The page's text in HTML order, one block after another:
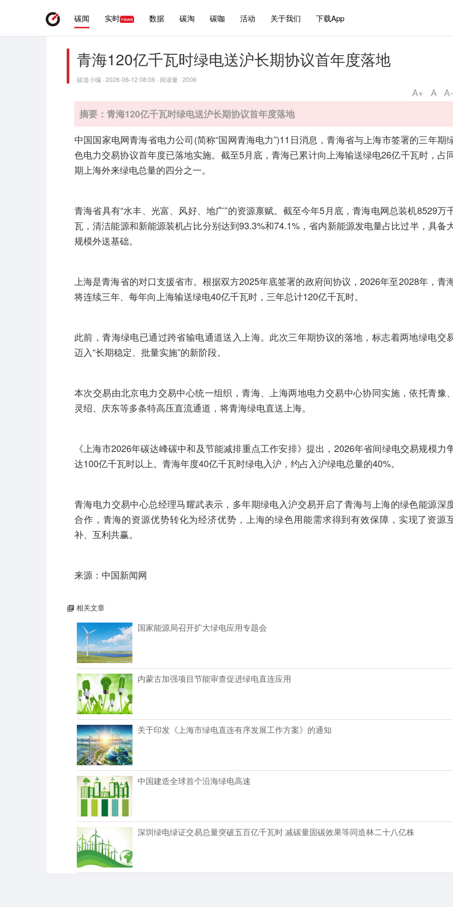
碳闻 实时 数据 碳淘 碳咖 活动 关于我们 下载App
青海120亿千瓦时绿电送沪长期协议首年度落地
碳道小编 · 2026-06-12 08:06 · 阅读量 · 2006
A+ A
A-
摘要：青海120亿千瓦时绿电送沪长期协议首年度落地
中国国家电网青海省电力公司(简称“国网青海电力”)11日消息，青海省与上海市签署的三年期
色电力交易协议首年度已落地实施。截至5月底，青海已累计向上海输送绿电26亿千瓦时，占
期上海外来绿电总量的四分之一。
青海省具有“水丰、光富、风好、地广”的资源禀赋。截至今年5月底，青海电网总装机8529万
瓦，清洁能源和新能源装机占比分别达到93.3%和74.1%，省内新能源发电量占比过半，具备
规模外送基础。
上海是青海省的对口支援省市。根据双方2025年底签署的政府间协议，2026年至2028年，青
将连续三年、每年向上海输送绿电40亿千瓦时，三年总计120亿千瓦时。
此前，青海绿电已通过跨省输电通道送入上海。此次三年期协议的落地，标志着两地绿电交
迈入“长期稳定、批量实施”的新阶段。
本次交易由北京电力交易中心统一组织，青海、上海两地电力交易中心协同实施，依托青豫
灵绍、庆东等多条特高压直流通道，将青海绿电直送上海。
《上海市2026年碳达峰碳中和及节能减排重点工作安排》提出，2026年省间绿电交易规模力
达100亿千瓦时以上。青海年度40亿千瓦时绿电入沪，约占入沪绿电总量的40%。
青海电力交易中心总经理马耀武表示，多年期绿电入沪交易开启了青海与上海的绿色能源深
合作，青海的资源优势转化为经济优势，上海的绿色用能需求得到有效保障，实现了资源
补、互利共赢。
来源：中国新闻网
相关文章
国家能源局召开扩大绿电应用专题会
内蒙古加强项目节能审查促进绿电直连应用
关于印发《上海市绿电直连有序发展工作方案》的通知
中国建造全球首个沿海绿电高速
深圳绿电绿证交易总量突破五百亿千瓦时 减碳量固碳效果等同造林二十八亿株